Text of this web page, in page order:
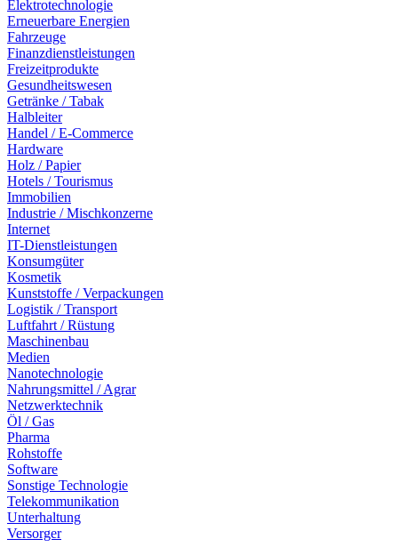
Elektrotechnologie
Erneuerbare Energien
Fahrzeuge
Finanzdienstleistungen
Freizeitprodukte
Gesundheitswesen
Getränke / Tabak
Halbleiter
Handel / E-Commerce
Hardware
Holz / Papier
Hotels / Tourismus
Immobilien
Industrie / Mischkonzerne
Internet
IT-Dienstleistungen
Konsumgüter
Kosmetik
Kunststoffe / Verpackungen
Logistik / Transport
Luftfahrt / Rüstung
Maschinenbau
Medien
Nanotechnologie
Nahrungsmittel / Agrar
Netzwerktechnik
Öl / Gas
Pharma
Rohstoffe
Software
Sonstige Technologie
Telekommunikation
Unterhaltung
Versorger